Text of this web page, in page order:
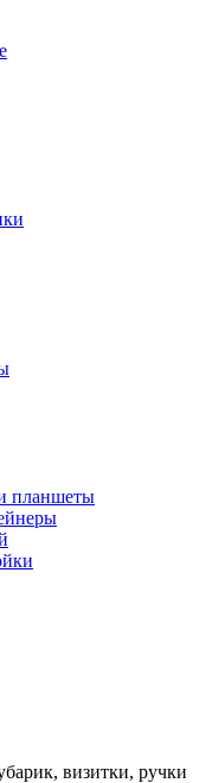
планшеты
визитки, ручки